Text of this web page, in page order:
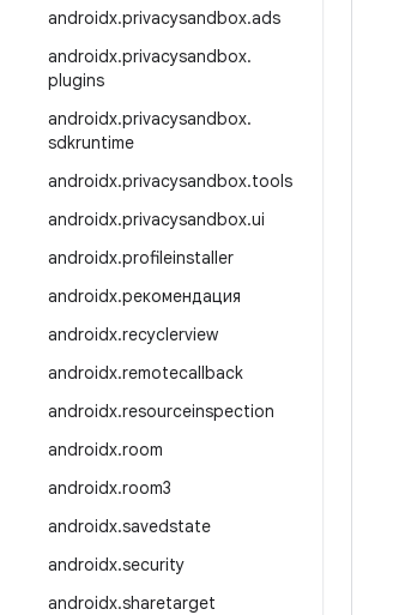
androidx.privacysandbox.ads
androidx.privacysandbox.
plugins
androidx.privacysandbox.
sdkruntime
androidx.privacysandbox.tools
androidx.privacysandbox.ui
androidx.profileinstaller
androidx.рекомендация
androidx.recyclerview
androidx.remotecallback
androidx.resourceinspection
androidx.room
androidx.room3
androidx.savedstate
androidx.security
androidx.sharetarget